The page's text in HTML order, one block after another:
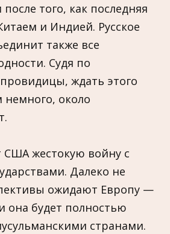
после того, как последняя
и Индией. Русское
также все
Судя по
ждать этого
немного, около
США жестокую войну с
Далеко не
ожидают Европу —
она будет полностью
странами.